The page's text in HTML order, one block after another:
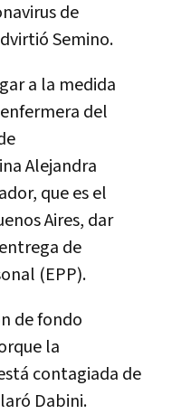
de
Semino.
a la medida
del
Alejandra
que es el
Aires, dar
de
(EPP).
de fondo
la
contagiada de
Dabini.